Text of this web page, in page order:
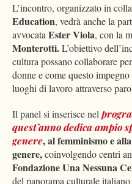
L’incontro, organizzato in
Education, vedrà anche la
avvocataEster Viola, con la
Monterotti.L’obiettivo
cultura possano collaborare
donne e come questo
luoghi di lavoro attraverso
Il panel si inserisce nel
quest’anno dedica ampio
genere, al femminismo e
genere,coinvolgendo centri
Fondazione Una Nessuna
del panorama culturale